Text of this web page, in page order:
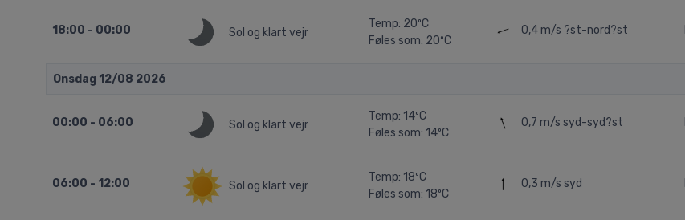
18:00 - 00:00 Sol og klart vejr
Temp: 20ºC
Føles som: 20ºC
0,4 m/s ?st-nord?st
Onsdag 12/08 2026
00:00 - 06:00 Sol og klart vejr
Temp: 14ºC
Føles som: 14ºC
0,7 m/ssyd-syd?st
06:00 - 12:00 Sol og klart vejr
Temp: 18ºC
Føles som: 18ºC
0,3 m/ssyd